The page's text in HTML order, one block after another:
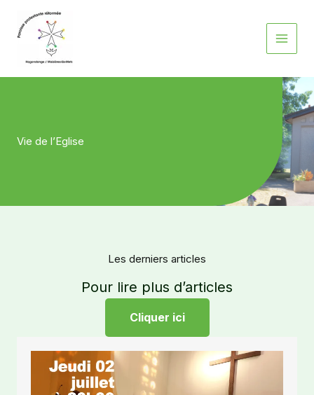
contenu
Vie de l’Eglise
Les derniers articles
Pour lire plus d’articles
Cliquer ici